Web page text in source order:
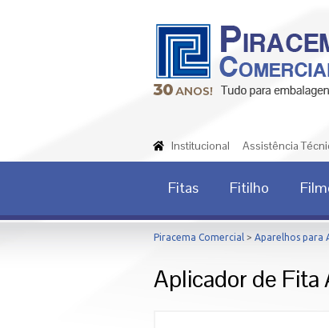
Aplicador de Fita
Institucional Assistência
Fitas Fitilho
Piracema Comercial > Aparelhos para